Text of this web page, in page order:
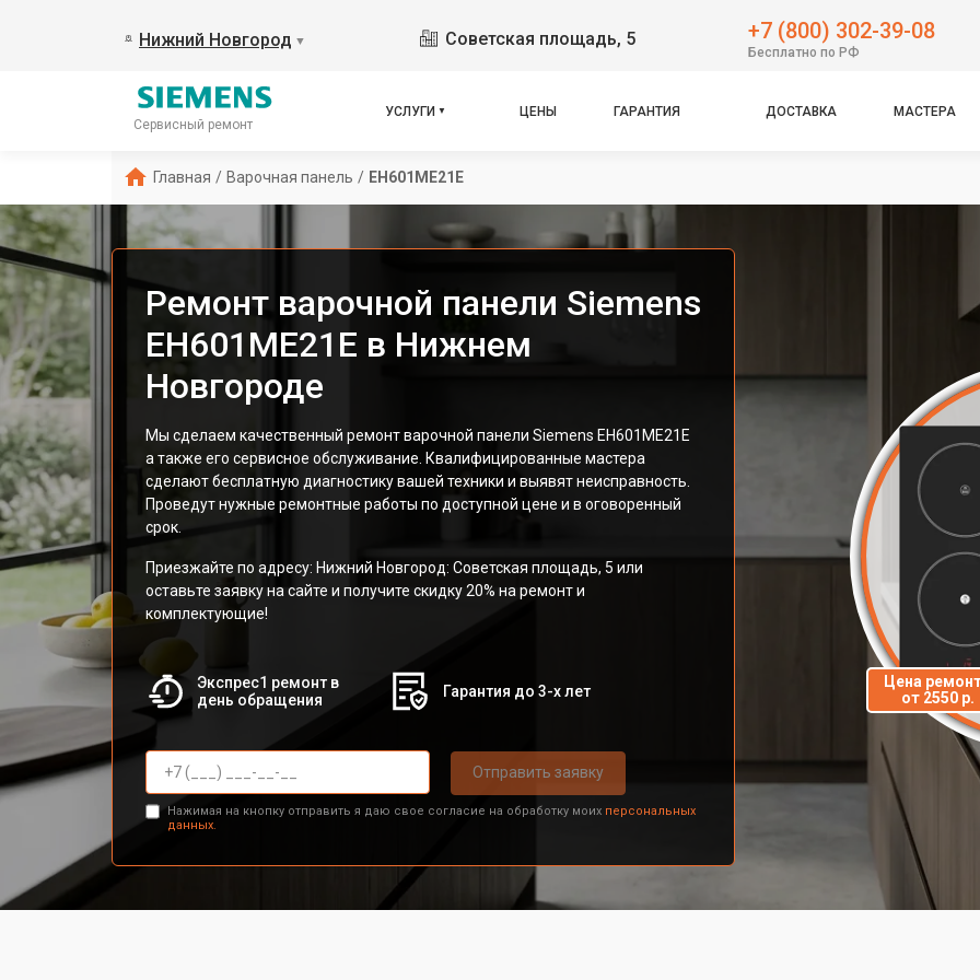
Нижний Новгород ▼ Советская площадь, 5 +7 (800) 302-39-08
Бесплатно по РФ
Сервисный ремонт
УСЛУГИ ЦЕНЫ ГАРАНТИЯ ДОСТАВКА МАСТЕРА
Главная / Варочная панель / EH601ME21E
Ремонт варочной панели Siemens
EH601ME21E в Нижнем
Новгороде
Мы сделаем качественный ремонт варочной панели Siemens EH601ME21E
а также его сервисное обслуживание. Квалифицированные мастера
сделают бесплатную диагностику вашей техники и выявят неисправность.
Проведут нужные ремонтные работы по доступной цене и в оговоренный
срок.
Приезжайте по адресу: Нижний Новгород: Советская площадь, 5 или
оставьте заявку на сайте и получите скидку 20% на ремонт и
комплектующие!
Экспрес1 ремонт в
день обращения
Гарантия до 3-х лет
Отправить заявку
Нажимая на кнопку отправить я даю свое согласие на обработку моих персональных
данных.
Цена
от 2550 р.